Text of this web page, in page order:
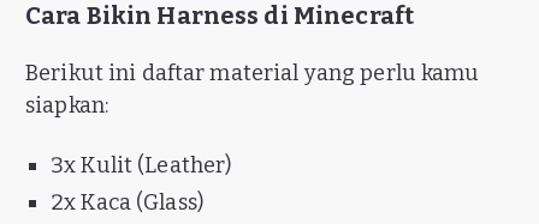
Cara Bikin Harness di Minecraft
Berikut ini daftar material yang perlu kamu
siapkan:
3x Kulit (Leather)
2x Kaca (Glass)